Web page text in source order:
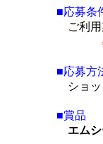
■応募条
ご利用
■応募方
ショッ
■賞品
エム